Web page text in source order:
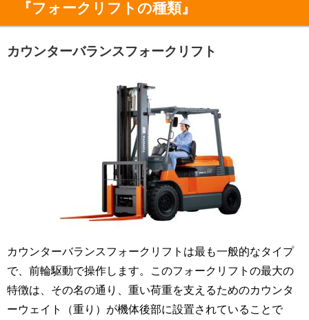
『フォークリフトの種類』
カウンターバランスフォークリフト
カウンターバランスフォークリフトは最も一般的なタイプ
で、前輪駆動で操作します。このフォークリフトの最大の
特徴は、その名の通り、重い荷重を支えるためのカウンタ
ーウェイト（重り）が機体後部に設置されていることで